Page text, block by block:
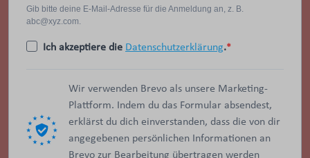
Gib bitte deine E-Mail-Adresse für die Anmeldung an, z. B.
abc@xyz.com.
Ich akzeptiere die Datenschutzerklärung.
Wir verwenden Brevo als unsere Marketing-
Plattform. Indem du das Formular absendest,
erklärst du dich einverstanden, dass die von dir
angegebenen persönlichen Informationen an
Brevo zur Bearbeitung übertragen werden